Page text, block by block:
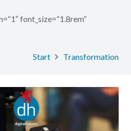
font_size=“1.8rem“
Start Transformation